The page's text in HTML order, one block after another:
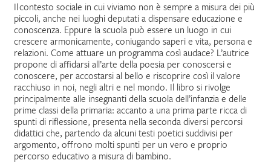
Il contesto sociale in cui viviamo non è sempre a misura dei più
piccoli, anche nei luoghi deputati a dispensare educazione e
conoscenza. Eppure la scuola può essere un luogo in cui
crescere armonicamente, coniugando saperi e vita, persona e
relazioni. Come attuare un programma così audace? L’autrice
propone di affidarsi all’arte della poesia per conoscersi e
conoscere, per accostarsi al bello e riscoprire così il valore
racchiuso in noi, negli altri e nel mondo. Il libro si rivolge
principalmente alle insegnanti della scuola dell’infanzia e delle
prime classi della primaria: accanto a una prima parte ricca di
spunti di riflessione, presenta nella seconda diversi percorsi
didattici che, partendo da alcuni testi poetici suddivisi per
argomento, offrono molti spunti per un vero e proprio
percorso educativo a misura di bambino.